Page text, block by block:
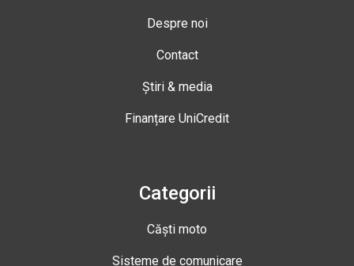
Despre noi
Contact
Știri & media
Finanțare UniCredit
Categorii
Căști moto
Sisteme de comunicare